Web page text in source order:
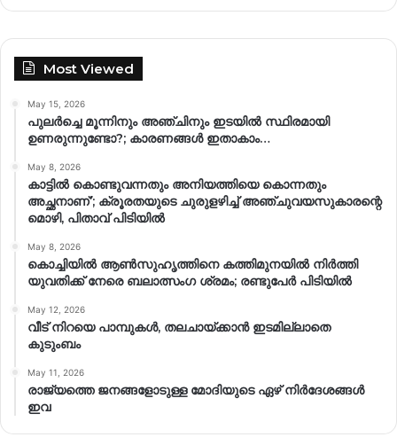
Most Viewed
May 15, 2026
പുലർച്ചെ മൂന്നിനും അഞ്ചിനും ഇടയിൽ സ്ഥിരമായി
ഉണരുന്നുണ്ടോ?; കാരണങ്ങള്‍ ഇതാകാം…
May 8, 2026
കാട്ടിൽ കൊണ്ടുവന്നതും അനിയത്തിയെ കൊന്നതും
അച്ഛനാണ്’; ക്രൂരതയുടെ ചുരുളഴിച്ച് അഞ്ചുവയസുകാരന്റെ
മൊഴി, പിതാവ് പിടിയിൽ
May 8, 2026
കൊച്ചിയിൽ ആൺസുഹൃത്തിനെ കത്തിമുനയിൽ നിർത്തി
യുവതിക്ക് നേരെ ബലാത്സംഗ​ ശ്രമം; രണ്ടുപേർ പിടിയിൽ
May 12, 2026
വീട് നിറയെ പാമ്പുകൾ, തലചായ്ക്കാൻ ഇടമില്ലാതെ
കുടുംബം
May 11, 2026
രാജ്യത്തെ ജനങ്ങളോടുള്ള മോദിയുടെ ഏഴ് നിര്‍ദേശങ്ങള്‍
ഇവ